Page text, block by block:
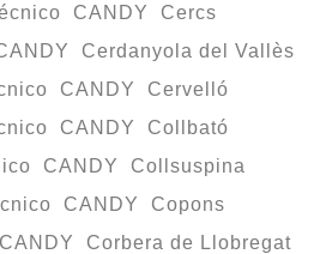
CANDY Cercs
Cerdanyola del Vallès
CANDY Cervelló
CANDY Collbató
CANDY Collsuspina
CANDY Copons
Corbera de Llobregat